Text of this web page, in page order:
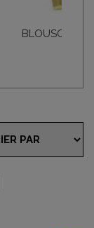
BLOUSON LE